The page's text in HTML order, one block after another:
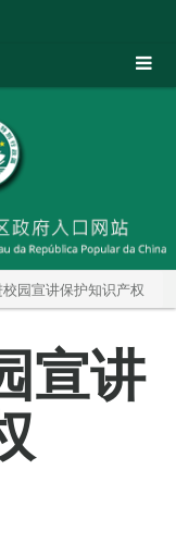
园宣讲保护知识产权
宣讲